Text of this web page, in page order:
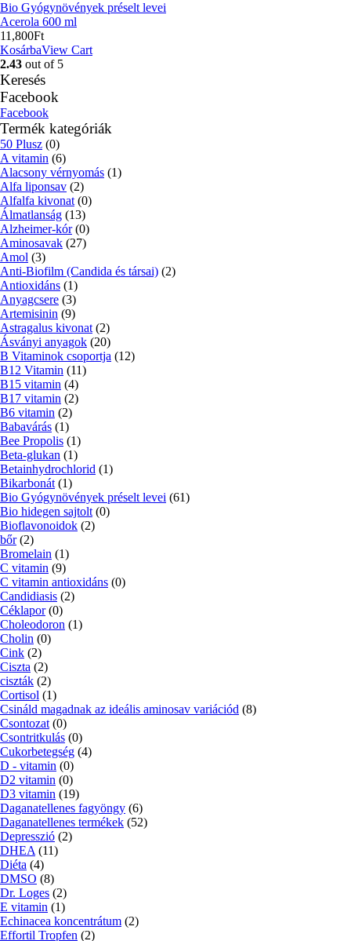
Bio Gyógynövények préselt levei
Acerola 600 ml
11,800Ft
KosárbaView Cart
2.43 out of 5
Keresés
Facebook
Facebook
Termék kategóriák
50 Plusz (0)
A vitamin (6)
Alacsony vérnyomás (1)
Alfa liponsav (2)
Alfalfa kivonat (0)
Álmatlanság (13)
Alzheimer-kór (0)
Aminosavak (27)
Amol (3)
Anti-Biofilm (Candida és társai) (2)
Antioxidáns (1)
Anyagcsere (3)
Artemisinin (9)
Astragalus kivonat (2)
Ásványi anyagok (20)
B Vitaminok csoportja (12)
B12 Vitamin (11)
B15 vitamin (4)
B17 vitamin (2)
B6 vitamin (2)
Babavárás (1)
Bee Propolis (1)
Beta-glukan (1)
Betainhydrochlorid (1)
Bikarbonát (1)
Bio Gyógynövények préselt levei (61)
Bio hidegen sajtolt (0)
Bioflavonoidok (2)
bőr (2)
Bromelain (1)
C vitamin (9)
C vitamin antioxidáns (0)
Candidiasis (2)
Céklapor (0)
Choleodoron (1)
Cholin (0)
Cink (2)
Ciszta (2)
ciszták (2)
Cortisol (1)
Csináld magadnak az ideális aminosav variációd (8)
Csontozat (0)
Csontritkulás (0)
Cukorbetegség (4)
D - vitamin (0)
D2 vitamin (0)
D3 vitamin (19)
Daganatellenes fagyöngy (6)
Daganatellenes termékek (52)
Depresszió (2)
DHEA (11)
Diéta (4)
DMSO (8)
Dr. Loges (2)
E vitamin (1)
Echinacea koncentrátum (2)
Effortil Tropfen (2)